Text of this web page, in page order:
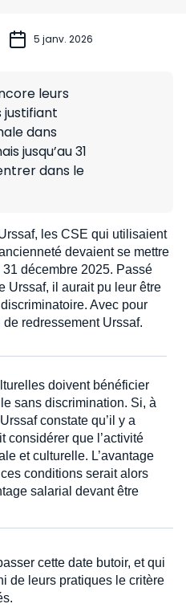
5 janv. 2026
leurs
justifiant
dans
jusqu’au 31
dans le
les CSE qui utilisaient
devaient se mettre
décembre 2025. Passé
Urssaf, il aurait pu leur être
Avec pour
redressement Urssaf.
doivent bénéficier
sans discrimination. Si, à
constate qu’il y a
considérer que l’activité
et culturelle. L’avantage
conditions serait alors
salarial devant être
cette date butoir, et qui
de leurs pratiques le critère